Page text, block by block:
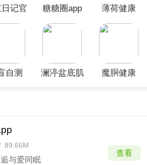
记官
糖糖圈app
薄荷健康
自测
澜渟盆底肌
魔胴健康
89.66M
与爱同眠
查看